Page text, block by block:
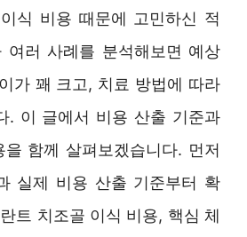
식 비용 때문에 고민하신 적
여러 사례를 분석해보면 예상
가 꽤 크고, 치료 방법에 따라
. 이 글에서 비용 산출 기준과
함께 살펴보겠습니다. 먼저
실제 비용 산출 기준부터 확
트 치조골 이식 비용, 핵심 체